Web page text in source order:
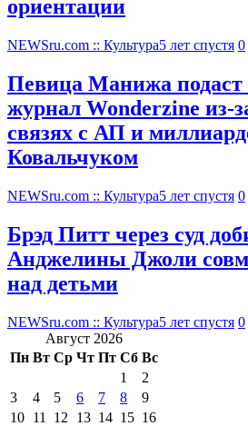
ориентации
NEWSru.com :: Культура5 лет спустя 0
Певица Манижа подаст
журнал Wonderzine из-
связях с АП и
Ковальчуком
NEWSru.com :: Культура5 лет спустя 0
Брэд Питт через суд
Анджелины Джоли
над детьми
NEWSru.com :: Культура5 лет спустя 0
Август 2026
Пн Вт Ср Чт Пт Сб Вс
1
2
3
4 5 6 7 8
9
10 11 12 13 14 15 16